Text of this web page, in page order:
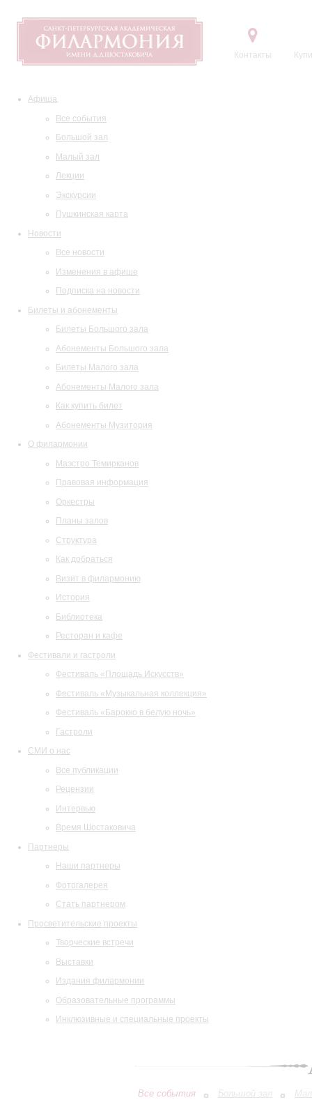
Контакты
Афиша
Все события
Большой зал
Малый зал
Лекции
Экскурсии
Пушкинская карта
Новости
Все новости
Изменения в афише
Подписка на новости
Билеты и абонементы
Билеты Большого зала
Абонементы Большого зала
Билеты Малого зала
Абонементы Малого зала
Как купить билет
Абонементы Музитория
О филармонии
Маэстро Темирканов
Правовая информация
Оркестры
Планы залов
Структура
Как добраться
Визит в филармонию
История
Библиотека
Ресторан и кафе
Фестивали и гастроли
Фестиваль «Площадь Искусств»
Фестиваль «Музыкальная коллекция»
Фестиваль «Барокко в белую ночь»
Гастроли
СМИ о нас
Все публикации
Рецензии
Интервью
Время Шостаковича
Партнеры
Наши партнеры
Фотогалерея
Стать партнером
Просветительские проекты
Творческие встречи
Выставки
Издания филармонии
Образовательные программы
Инклюзивные и специальные проекты
Все события Большой зал